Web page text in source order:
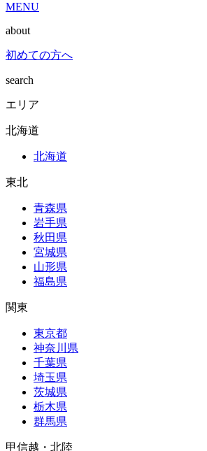
MENU
about
初めての方へ
search
エリア
北海道
北海道
東北
青森県
岩手県
秋田県
宮城県
山形県
福島県
関東
東京都
神奈川県
千葉県
埼玉県
茨城県
栃木県
群馬県
甲信越・北陸